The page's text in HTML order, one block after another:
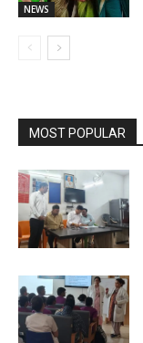
NEWS
MOST POPULAR